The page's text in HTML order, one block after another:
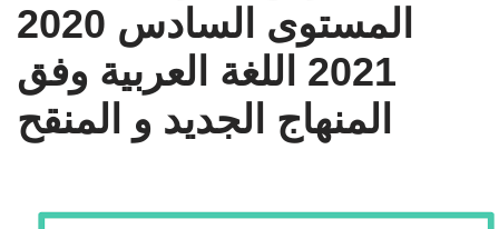
المستوى السادس 2020
2021 اللغة العربية وفق
المنهاج الجديد و المنقح